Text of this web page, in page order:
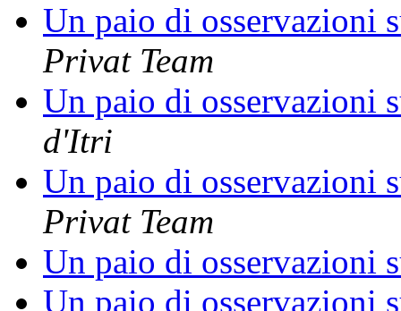
Un paio di osservazioni
Privat Team
Un paio di osservazioni
d'Itri
Un paio di osservazioni
Privat Team
Un paio di osservazioni
Un paio di osservazioni